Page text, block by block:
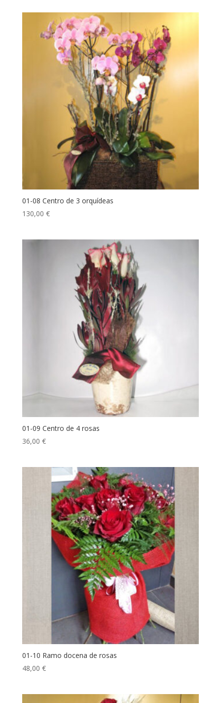
01-08 Centro de 3 orquídeas
130,00 €
01-09 Centro de 4 rosas
36,00 €
01-10 Ramo docena de rosas
48,00 €